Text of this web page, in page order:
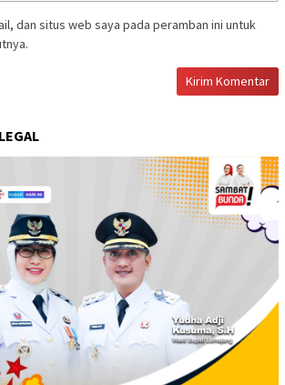
dan situs web saya pada peramban ini untuk